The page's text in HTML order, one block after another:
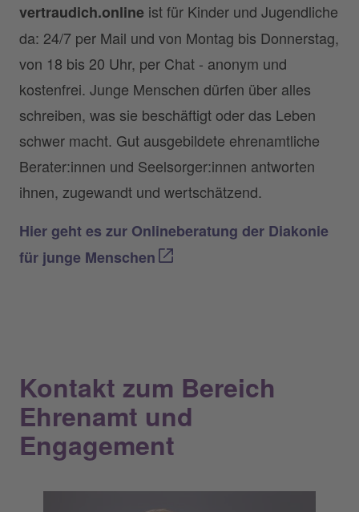
vertraudich.online ist für Kinder und Jugendliche
da: 24/7 per Mail und von Montag bis Donnerstag,
von 18 bis 20 Uhr, per Chat - anonym und
kostenfrei. Junge Menschen dürfen über alles
schreiben, was sie beschäftigt oder das Leben
schwer macht. Gut ausgebildete ehrenamtliche
Berater:innen und Seelsorger:innen antworten
ihnen, zugewandt und wertschätzend.
Hier geht es zur Onlineberatung der Diakonie
für junge Menschen
Kontakt zum Bereich
Ehrenamt und
Engagement